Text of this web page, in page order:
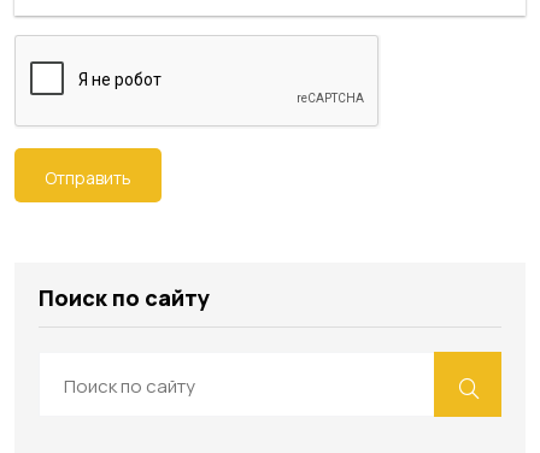
Поиск по сайту
Отправить